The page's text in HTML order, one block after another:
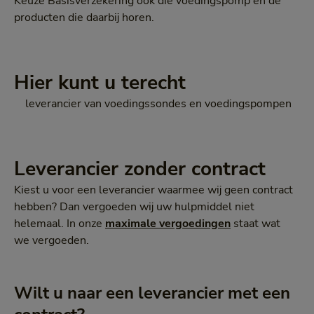
producten die daarbij horen.
Hier kunt u terecht
leverancier van voedingssondes en voedingspompen
Leverancier zonder contract
Kiest u voor een leverancier waarmee wij geen contract
hebben? Dan vergoeden wij uw hulpmiddel niet
helemaal. In onze maximale vergoedingen staat wat
we vergoeden.
Wilt u naar een leverancier met een